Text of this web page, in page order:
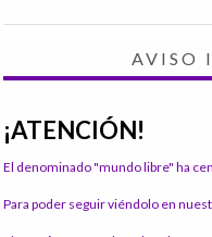
AVISO
¡ATENCIÓN!
El denominado "mundo libre" ha
Para poder seguir viéndolo en